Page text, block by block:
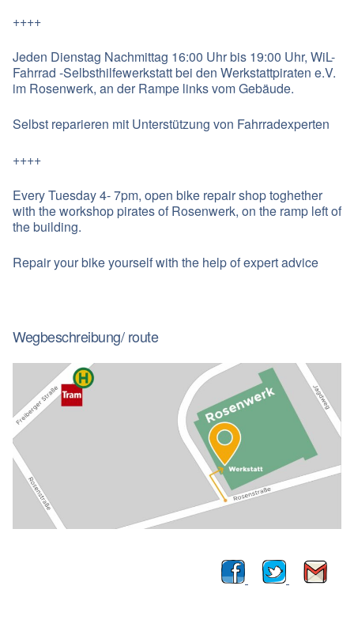
++++
Jeden Dienstag Nachmittag 16:00 Uhr bis 19:00 Uhr, WiL-
Fahrrad -Selbsthilfewerkstatt bei den Werkstattpiraten e.V.
im Rosenwerk, an der Rampe links vom Gebäude.
Selbst reparieren mit Unterstützung von Fahrradexperten
++++
Every Tuesday 4- 7pm, open bike repair shop toghether
with the workshop pirates of Rosenwerk, on the ramp left of
the building.
Repair your bike yourself with the help of expert advice
Wegbeschreibung/ route